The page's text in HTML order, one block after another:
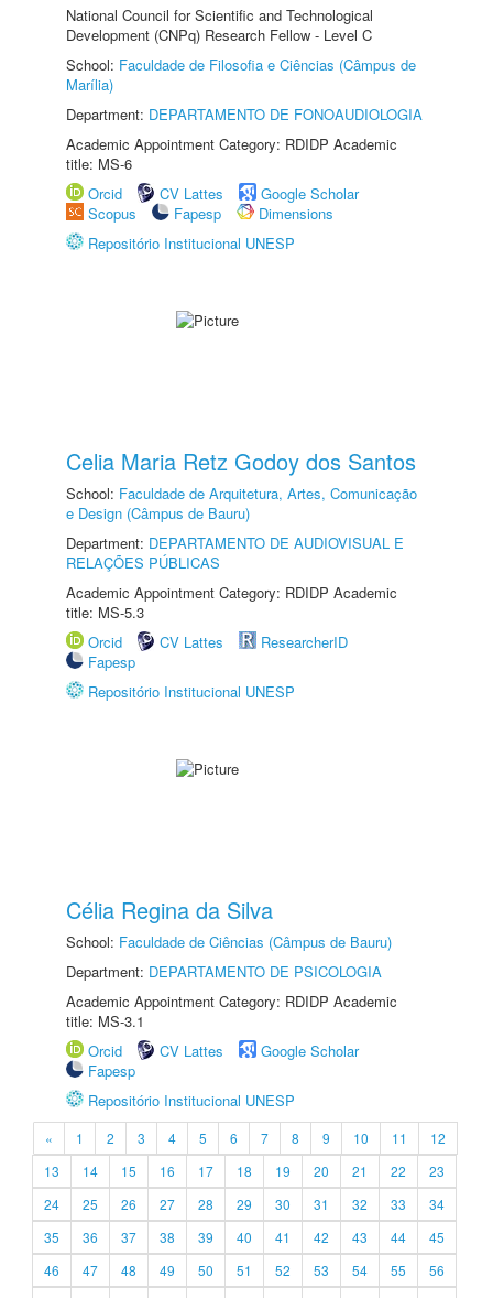
National Council for Scientific and Technological
Development (CNPq) Research Fellow - Level C
School: Faculdade de Filosofia e Ciências (Câmpus de
Marília)
Department: DEPARTAMENTO DE FONOAUDIOLOGIA
Academic Appointment Category: RDIDP Academic
title: MS-6
Orcid
CV Lattes
Google Scholar
Scopus
Fapesp
Dimensions
Repositório Institucional UNESP
Celia Maria Retz Godoy dos Santos
School: Faculdade de Arquitetura, Artes, Comunicação
e Design (Câmpus de Bauru)
Department: DEPARTAMENTO DE AUDIOVISUAL E
RELAÇÕES PÚBLICAS
Academic Appointment Category: RDIDP Academic
title: MS-5.3
Orcid
CV Lattes
ResearcherID
Fapesp
Repositório Institucional UNESP
Célia Regina da Silva
School: Faculdade de Ciências (Câmpus de Bauru)
Department: DEPARTAMENTO DE PSICOLOGIA
Academic Appointment Category: RDIDP Academic
title: MS-3.1
Orcid
CV Lattes
Google Scholar
Fapesp
Repositório Institucional UNESP
« 1 2 3 4 5 6 7 8 9 10 11
12
13
14 15 16 17 18 19 20 21 22
23
24
25 26 27 28 29 30 31 32 33
34
35
36 37 38 39 40 41 42 43 44
45
46
47 48 49 50 51 52 53 54 55
56